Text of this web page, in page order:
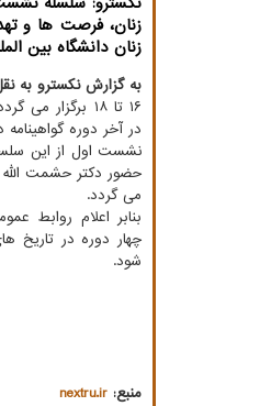
زنان، فرصت ها و
زنان دانشگاه بین
به گزارش نکسترو به
۱۶ تا ۱۸
در آخر دوره گواهینامه
نشست اول از این
حضور دکتر حشمت الله
می گردد.
بنابر اعلام روابط
شود.
منبع: nextru.ir